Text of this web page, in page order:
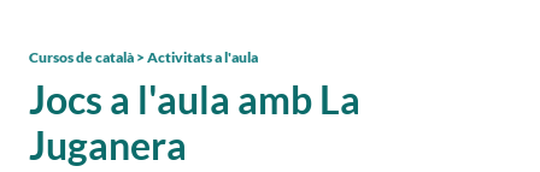
Jocs a l'aula amb La
Juganera
Cursos de català > Activitats a l'aula